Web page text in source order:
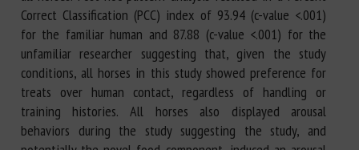
Correct Classification (PCC) index of 93.94 (c-value <.001)
for the familiar human and 87.88 (c-value <.001) for the
unfamiliar researcher suggesting that, given the study
conditions, all horses in this study showed preference for
treats over human contact, regardless of handling or
training histories. All horses also displayed arousal
behaviors during the study suggesting the study, and